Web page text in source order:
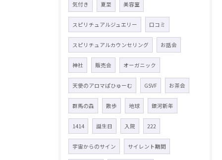
気付き 夏至 美容室
スピリチュアルジュエリー 口コミ
スピリチュアルカウンセリング お話会
神社 販売会 オーガニック
天使のアロマぱひゅーむ GSVF お茶会
群馬の森 散歩 地球 銀河新年
1414 誕生日 入院 222
宇宙からのサイン サイレント期間